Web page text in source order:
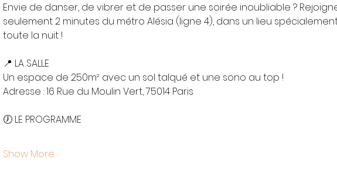
Envie de danser, de vibrer et de passer une soirée inoubliable ?
seulement 2 minutes du métro Alésia (ligne 4), dans un lieu
toute la nuit !
📍 LA SALLE
Un espace de 250m² avec un sol talqué et une sono au top !
Adresse : 16 Rue du Moulin Vert, 75014 Paris
🕖 LE PROGRAMME
Show More